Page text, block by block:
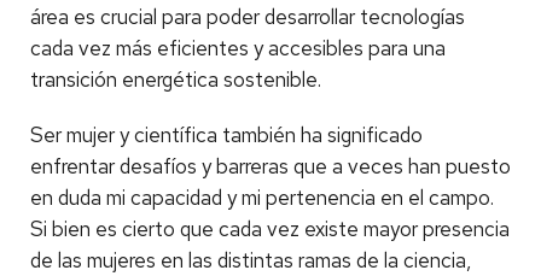
área es crucial para poder desarrollar tecnologías
cada vez más eficientes y accesibles para una
transición energética sostenible.
Ser mujer y científica también ha significado
enfrentar desafíos y barreras que a veces han puesto
en duda mi capacidad y mi pertenencia en el campo.
Si bien es cierto que cada vez existe mayor presencia
de las mujeres en las distintas ramas de la ciencia,